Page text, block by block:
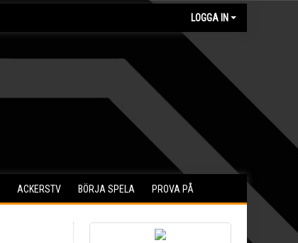
LOGGA IN
ACKERSTV BÖRJA SPELA PROVA PÅ